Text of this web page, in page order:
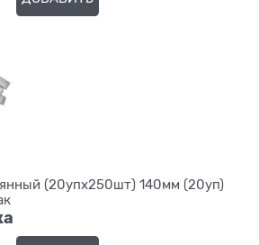
(20упх250шт) 140мм (20уп)